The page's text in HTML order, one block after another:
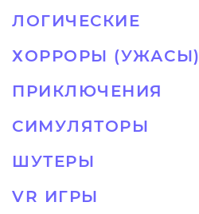
ЛОГИЧЕСКИЕ
ХОРРОРЫ (УЖАСЫ)
ПРИКЛЮЧЕНИЯ
СИМУЛЯТОРЫ
ШУТЕРЫ
VR ИГРЫ